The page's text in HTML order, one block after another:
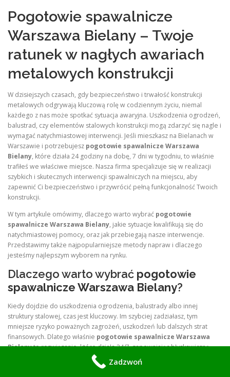
Pogotowie spawalnicze
Warszawa Bielany – Twoje
ratunek w nagłych awariach
metalowych konstrukcji
W dzisiejszych czasach, gdy bezpieczeństwo i trwałość konstrukcji
metalowych odgrywają kluczową rolę w codziennym życiu, niemal
każdego z nas może spotkać sytuacja awaryjna. Uszkodzenia ogrodzeń,
balustrad, czy elementów stalowych konstrukcji mogą zdarzyć się nagle i
wymagać natychmiastowej interwencji. Jeśli mieszkasz na Bielanach w
Warszawie i potrzebujesz pogotowie spawalnicze Warszawa
Bielany, które działa 24 godziny na dobę, 7 dni w tygodniu, to właśnie
trafiłeś we właściwe miejsce. Nasza firma specjalizuje się w realizacji
szybkich i skutecznych interwencji spawalniczych na miejscu, aby
zapewnić Ci bezpieczeństwo i przywrócić pełną funkcjonalność Twoich
konstrukcji.
W tym artykule omówimy, dlaczego warto wybrać pogotowie
spawalnicze Warszawa Bielany, jakie sytuacje kwalifikują się do
natychmiastowej pomocy, oraz jak przebiegają nasze interwencje.
Przedstawimy także najpopularniejsze metody napraw i dlaczego
jesteśmy najlepszym wyborem na rynku.
Dlaczego warto wybrać pogotowie
spawalnicze Warszawa Bielany?
Kiedy dojdzie do uszkodzenia ogrodzenia, balustrady albo innej
struktury stalowej, czas jest kluczowy. Im szybciej zadziałasz, tym
mniejsze ryzyko poważnych zagrożeń, uszkodzeń lub dalszych strat
finansowych. Dlatego właśnie pogotowie spawalnicze Warszawa
Bielanyto rozwiązanie, które działa 24/7, zapewniając błyskawiczną
Zadzwoń